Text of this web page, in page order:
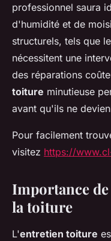
professionnel saura
d'humidité et de
structurels, tels que
nécessitent une
des réparations
toiture minutieuse
avant qu'ils ne
Pour facilement
visitez https://
Importance
la toiture
L'entretien toiture